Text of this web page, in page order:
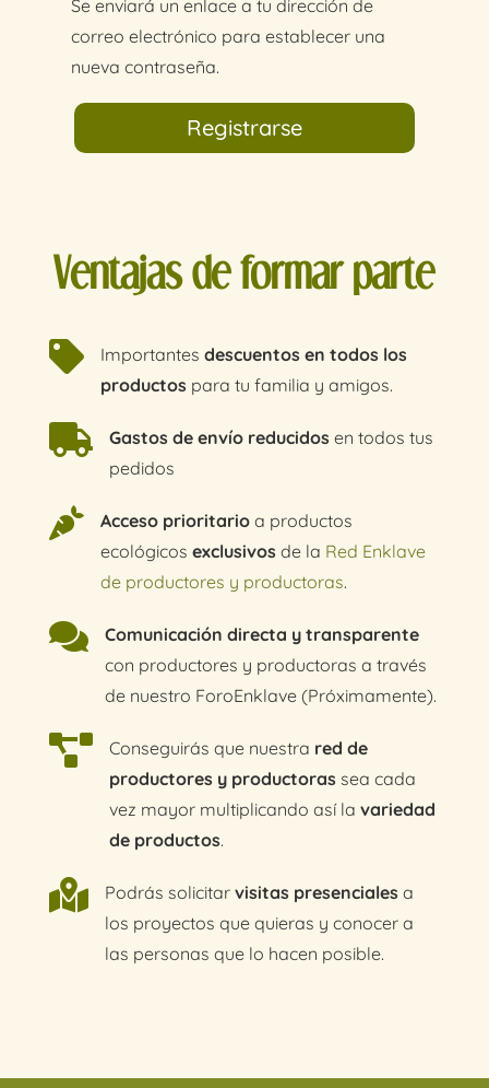
Se enviará un enlace a tu dirección de
correo electrónico para establecer una
nueva contraseña.
Registrarse
Ventajas de formar parte
 Importantes descuentos en todos los
productospara tu familia y amigos.
 Gastos de envío reducidosen todos tus
pedidos
 Acceso prioritarioa productos
ecológicos exclusivosde la Red Enklave
de productores y productoras.

Comunicación directa y transparente
con productores y productoras a través
de nuestro ForoEnklave (Próximamente).
 Conseguirás que nuestra red de
productores y productorassea cada
vez mayor multiplicando así la variedad
de productos.
 Podrás solicitar visitas presencialesa
los proyectos que quieras y conocer a
las personas que lo hacen posible.